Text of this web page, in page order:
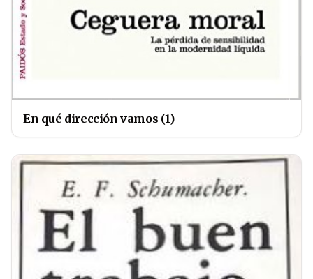
En qué dirección vamos (1)